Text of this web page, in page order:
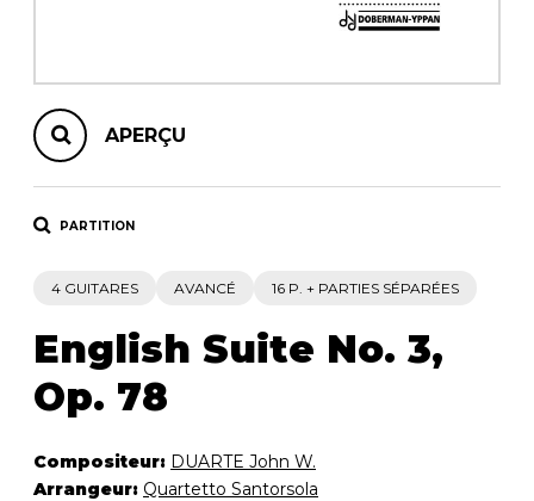
APERÇU
PARTITION
4 GUITARES AVANCÉ 16 P. + PARTIES SÉPARÉES
English Suite No. 3,
Op. 78
Compositeur: DUARTE John W.
Arrangeur: Quartetto Santorsola